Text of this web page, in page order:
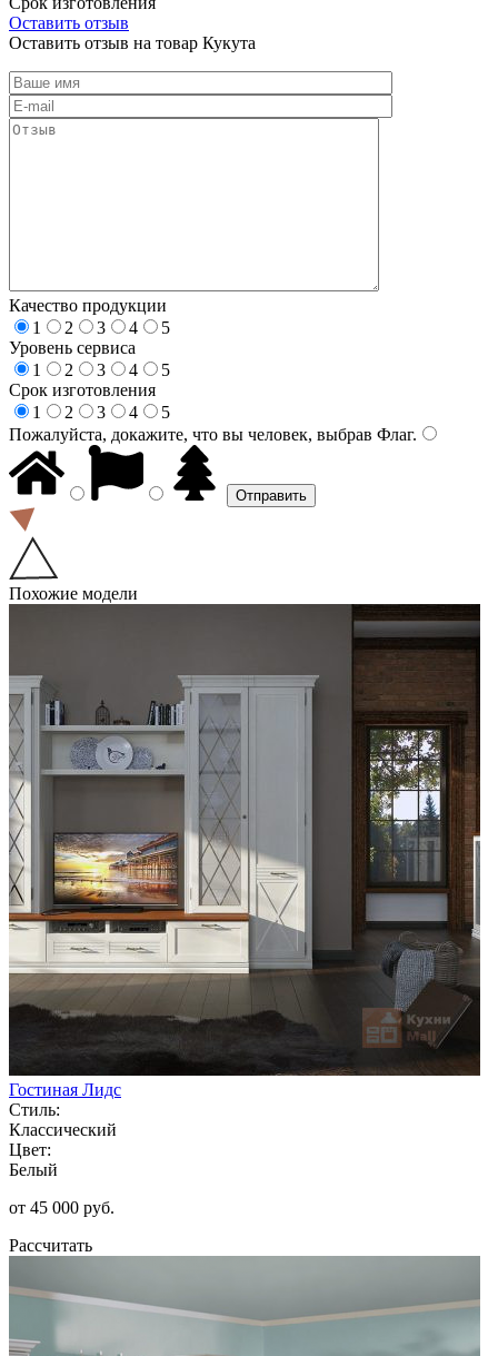
Оставить отзыв
Оставить отзыв на товар Кукута
Качество продукции
1
2 3 4
5
Уровень сервиса
1
2 3 4
5
Срок изготовления
1
2 3 4
5
Пожалуйста, докажите, что вы человек, выбрав Флаг.
Похожие модели
Гостиная Лидс
Стиль:
Классический
Цвет:
Белый
от 45 000 руб.
Рассчитать